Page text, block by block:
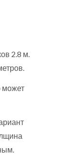
2.8 м.
может